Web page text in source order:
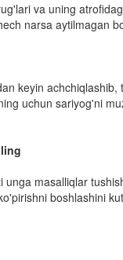
va uning
narsa aytilmagan
keyin
uchun sariyog'ni
masalliqlar
boshlashini